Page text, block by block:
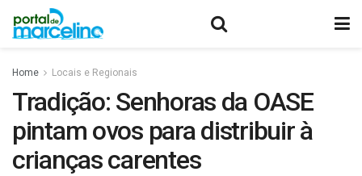
Home Locais e Regionais
Tradição: Senhoras da OASE
pintam ovos para distribuir à
crianças carentes